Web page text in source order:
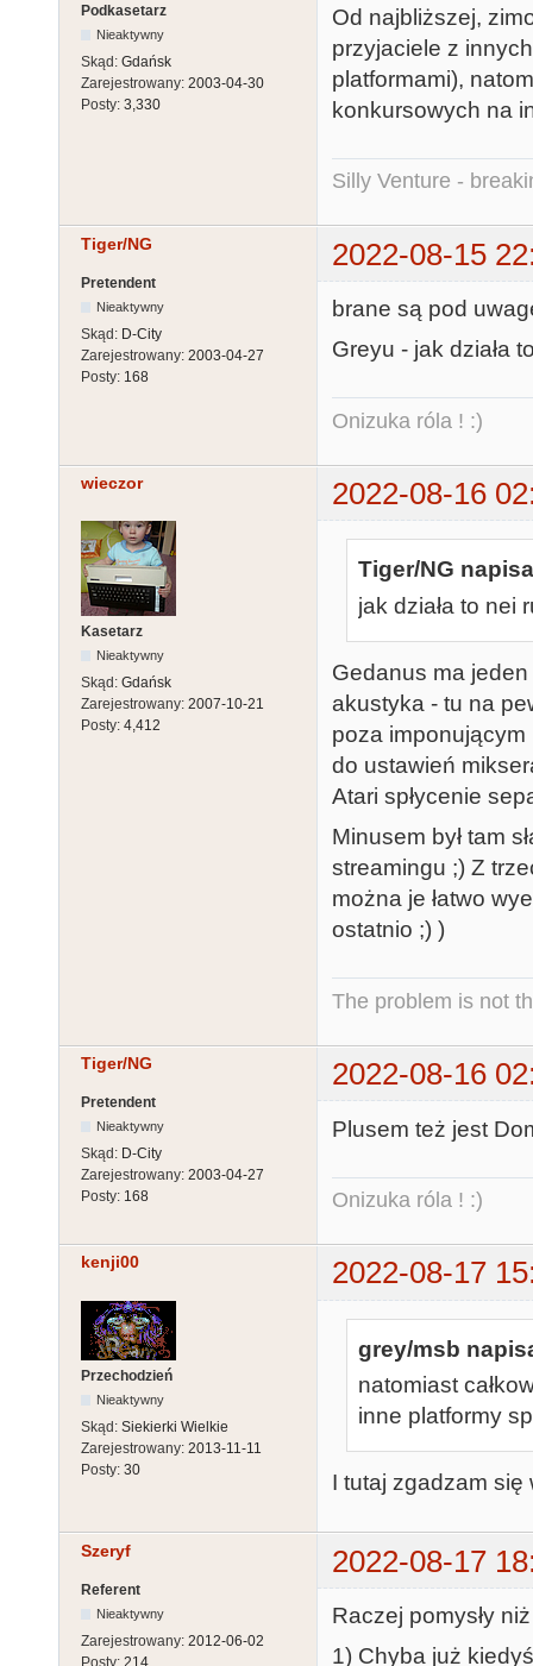
Podkasetarz
Nieaktywny
Skąd: Gdańsk
Zarejestrowany: 2003-04-30
Posty: 3,330
Od najbliższej,
przyjaciele z
platformami),
konkursowych na
Silly Venture -
Tiger/NG 2022-08-15
Pretendent
Nieaktywny
Skąd: D-City
Zarejestrowany: 2003-04-27
Posty: 168
brane są pod
Greyu - jak działa
Onizuka róla ! :)
wieczor 2022-08-16
Kasetarz
Nieaktywny
Skąd: Gdańsk
Zarejestrowany: 2007-10-21
Posty: 4,412
Tiger/NG
jak działa to nei
Gedanus ma jeden
akustyka - tu na
poza imponującym
do ustawień
Atari spłycenie
Minusem był tam
streamingu ;) Z
można je łatwo
ostatnio ;) )
The problem is not
Tiger/NG 2022-08-16
Pretendent
Nieaktywny
Skąd: D-City
Zarejestrowany: 2003-04-27
Posty: 168
Plusem też jest
Onizuka róla ! :)
kenji00 2022-08-17
Przechodzień
Nieaktywny
Skąd: Siekierki Wielkie
Zarejestrowany: 2013-11-11
Posty: 30
grey/msb
natomiast
inne platformy
I tutaj zgadzam się
Szeryf 2022-08-17
Referent
Nieaktywny
Zarejestrowany: 2012-06-02
Posty: 214
Raczej pomysły
1) Chyba już